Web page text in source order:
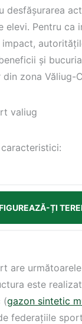
desfășurarea
elevi. Pentru ca
impact,
și
zona Văliug-
ȚI
are
este
(gazon sintetic
federațiile